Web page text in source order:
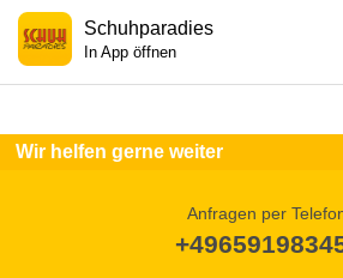
Schuhparadies
In App öffnen
Wir helfen gerne weiter
Anfragen per